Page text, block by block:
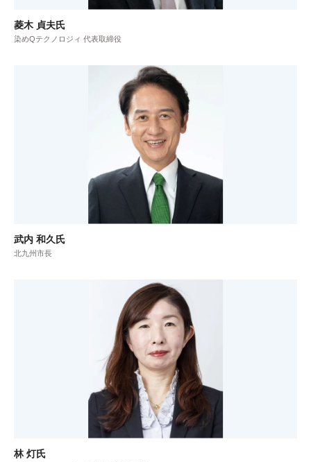
菱木 貞夫氏
染めQテクノロジィ 代表取締役
武内 和久氏
北九州市長
林 灯氏